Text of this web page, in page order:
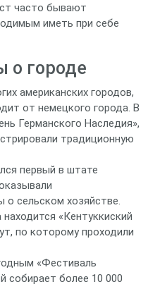
часто бывают
иметь при себе
о городе
американских городов,
от немецкого города. В
Германского Наследия»,
традиционную
первый в штате
сельском хозяйстве.
«Кентуккиский
по которому проходили
«Фестиваль
собирает более 10 000